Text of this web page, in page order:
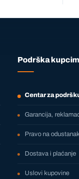
Podrška
Centar za
Garancija,
Pravo na
Dostava i plaćanje
Uslovi kupovine